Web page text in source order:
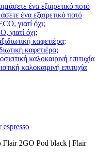
ένα εξαιρετικό ποτό
γιατί όχι;
καφετιέρα;
καλοκαιρινή επιτυχία